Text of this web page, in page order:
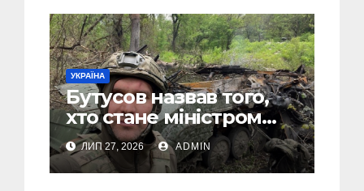
УКРАЇНА
Бутусов назвав того,
хто стане міністром
оборони України, і
пояснив, чому інакше
не може бути
ЛИП 27, 2026 ADMIN